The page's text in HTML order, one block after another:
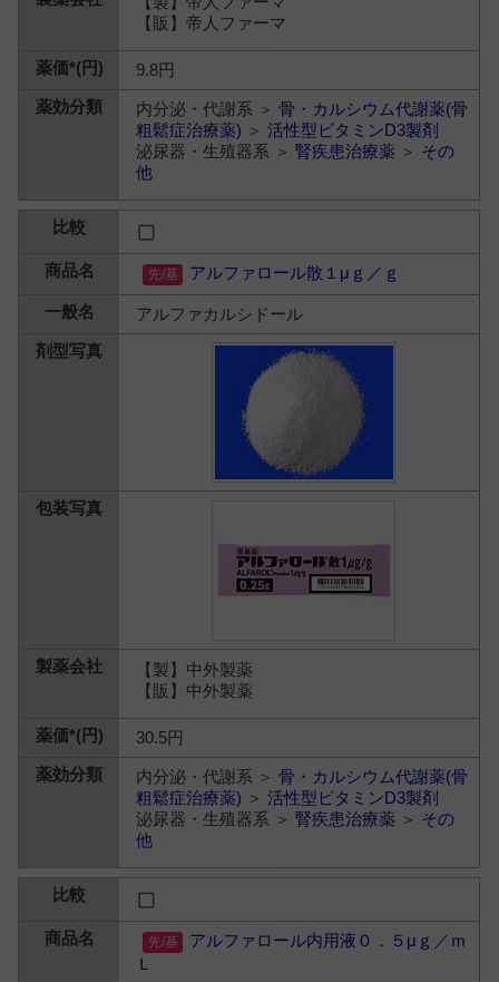
【販】帝人ファーマ
9.8円
内分泌・代謝系 ＞骨・カルシウム代謝薬(骨
粗鬆症治療薬) ＞活性型ビタミンD3製剤
泌尿器・生殖器系 ＞腎疾患治療薬 ＞ その
他
アルファロール散１μｇ／ｇ
アルファカルシドール
【製】中外製薬
【販】中外製薬
30.5円
内分泌・代謝系 ＞骨・カルシウム代謝薬(骨
粗鬆症治療薬) ＞活性型ビタミンD3製剤
泌尿器・生殖器系 ＞腎疾患治療薬 ＞ その
他
アルファロール内用液０．５μｇ／ｍ
Ｌ